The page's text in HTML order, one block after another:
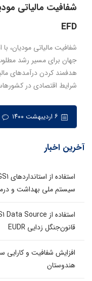
شفافیت مالیاتی
EFD
جهان برای مسیر رشد
هدفمند کردن درآمدهای
شرایط اقتصادی در
آخرین اخبار
سیستم ملی بهداشت و
قانون‌جنگل زدایی EUDR
افزایش شفافیت و کارایی
هندوستان